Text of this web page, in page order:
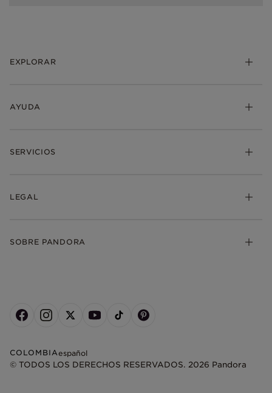
EXPLORAR
AYUDA
SERVICIOS
LEGAL
SOBRE PANDORA
COLOMBIAespañol
© TODOS LOS DERECHOS RESERVADOS. 2026 Pandora